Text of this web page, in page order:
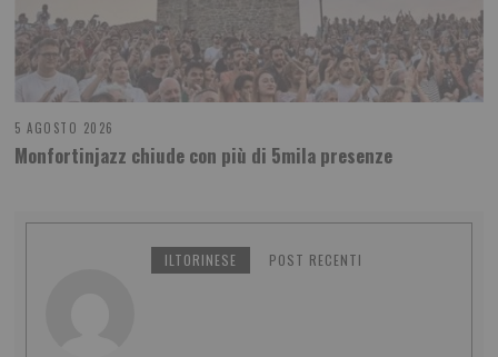
5 AGOSTO 2026
Monfortinjazz chiude con più di 5mila presenze
ILTORINESE POST RECENTI